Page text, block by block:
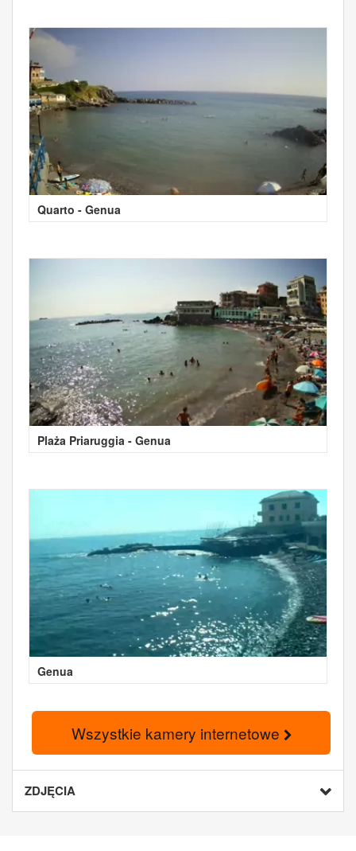
Quarto - Genua
Plaża Priaruggia - Genua
Genua
Wszystkie kamery internetowe
ZDJĘCIA